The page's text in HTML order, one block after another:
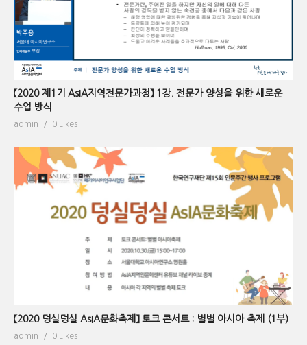
【2020 제1기 AsIA지역전문가과정】 1강. 전문가 양성을 위한 새로운
수업 방식
admin 0 Likes
【2020 덩실덩실 AsIA문화축제】 토크 콘서트 : 별별 아시아 축제 (1부)
admin 0 Likes